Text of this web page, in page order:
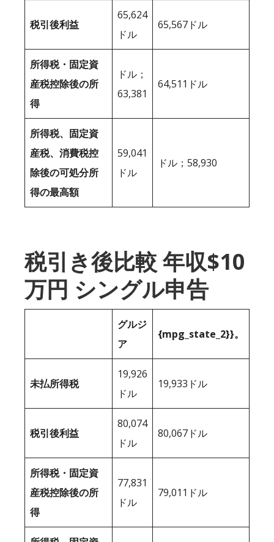
税引後利益
65,624
ドル
65,567ドル
所得税・固定資
産税控除後の所
得
ドル；
63,381
64,511ドル
所得税、固定資
産税、消費税控
除後の可処分所
得の最高額
59,041
ドル
ドル；58,930
税引き後比較 年収$10
万円 シングル申告
グルジ
ア
{mpg_state_2}}。
未払所得税
19,926
ドル
19,933ドル
税引後利益
80,074
ドル
80,067ドル
所得税・固定資
産税控除後の所
得
77,831
ドル
79,011ドル